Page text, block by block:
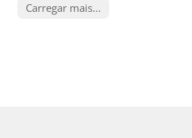
Carregar mais...